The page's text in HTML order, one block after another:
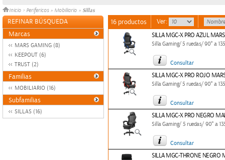
Inicio > Perifericos » Mobiliario » Sillas
REFINAR BÚSQUEDA
Marcas
MARS GAMING (8)
KEEPOUT (6)
TRUST (2)
Familias
MOBILIARIO (16)
Subfamilias
SILLAS (16)
16 productos Ver:
SILLA MGC-X PRO AZUL
Silla Gaming/ 5 ruedas/ 90° a
Consultar
SILLA MGC-X PRO ROJO
Silla Gaming/ 5 ruedas/ 90° a
Consultar
SILLA MGC-X PRO NEGRO
Silla Gaming/ 5 ruedas/ 90° a
Consultar
SILLA MGC-THRONE NEGRO